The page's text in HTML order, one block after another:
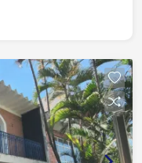
da casa,
e claridade